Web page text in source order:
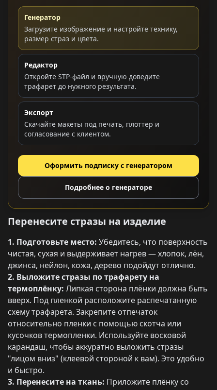
Генератор
Загрузите изображение и настройте технику,
размер страз и цвета.
Редактор
Откройте STP-файл и вручную доведите
трафарет до нужного результата.
Экспорт
Скачайте макеты под печать, плоттер и
согласование с клиентом.
Оформить подписку с генератором
Подробнее о генераторе
Перенесите стразы на изделие
1. Подготовьте место: Убедитесь, что поверхность
чистая, сухая и выдерживает нагрев — хлопок, лён,
джинса, нейлон, кожа, дерево подойдут отлично.
2. Выложите стразы по трафарету на
термоплёнку: Липкая сторона плёнки должна быть
вверх. Под пленкой расположите распечатанную
схему трафарета. Закрепите отпечаток
относительно пленки с помощью скотча или
кусочков термопленки. Используйте восковой
карандаш, чтобы аккуратно выложить стразы
"лицом вниз" (клеевой стороной к вам). Это удобно
и быстро.
3. Перенесите на ткань: Приложите плёнку со